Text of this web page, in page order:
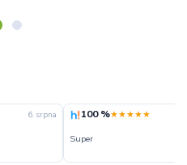
6. srpna 100 %★★★★★
Super